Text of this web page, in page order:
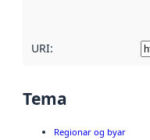
URI:
Tema
Regionar og byar